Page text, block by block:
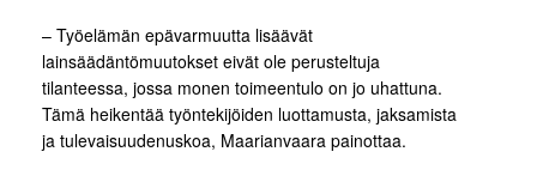
– Työelämän epävarmuutta lisäävät
lainsäädäntömuutokset eivät ole perusteltuja
tilanteessa, jossa monen toimeentulo on jo uhattuna.
Tämä heikentää työntekijöiden luottamusta, jaksamista
ja tulevaisuudenuskoa, Maarianvaara painottaa.